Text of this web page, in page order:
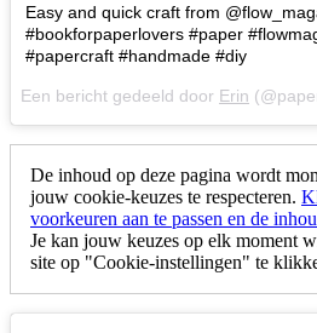
Easy and quick craft from
#bookforpaperlovers #paper
#papercraft #handmade #diy
Een bericht gedeeld door Erin
De inhoud op deze pagina wordt
jouw cookie-keuzes te respecteren.
voorkeuren aan te passen en de
Je kan jouw keuzes op elk moment
site op "Cookie-instellingen" te